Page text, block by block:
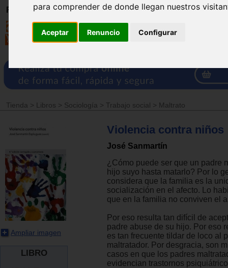
para comprender de donde llegan nuestros
Aceptar Renuncio Configurar
Registro
Tienda > Libros > Sociología > Trabajo social > Maltrato
Ampliar imagen
LIBRO
Violencia contra niños
José Sanmartín
¿Cómo puede ser que un padre
hijo suyo hasta matarlo? Por lo
considera que la familia es la
socialización en el afecto. Lo
que en la familia no conviven el
Por eso resulta tan difícil de
padre abuse de su hijo. Por eso
es tan frecuente tildar de loco al
maltratador. Por desgracia, son
casos en que los padres
evidencian trastornos